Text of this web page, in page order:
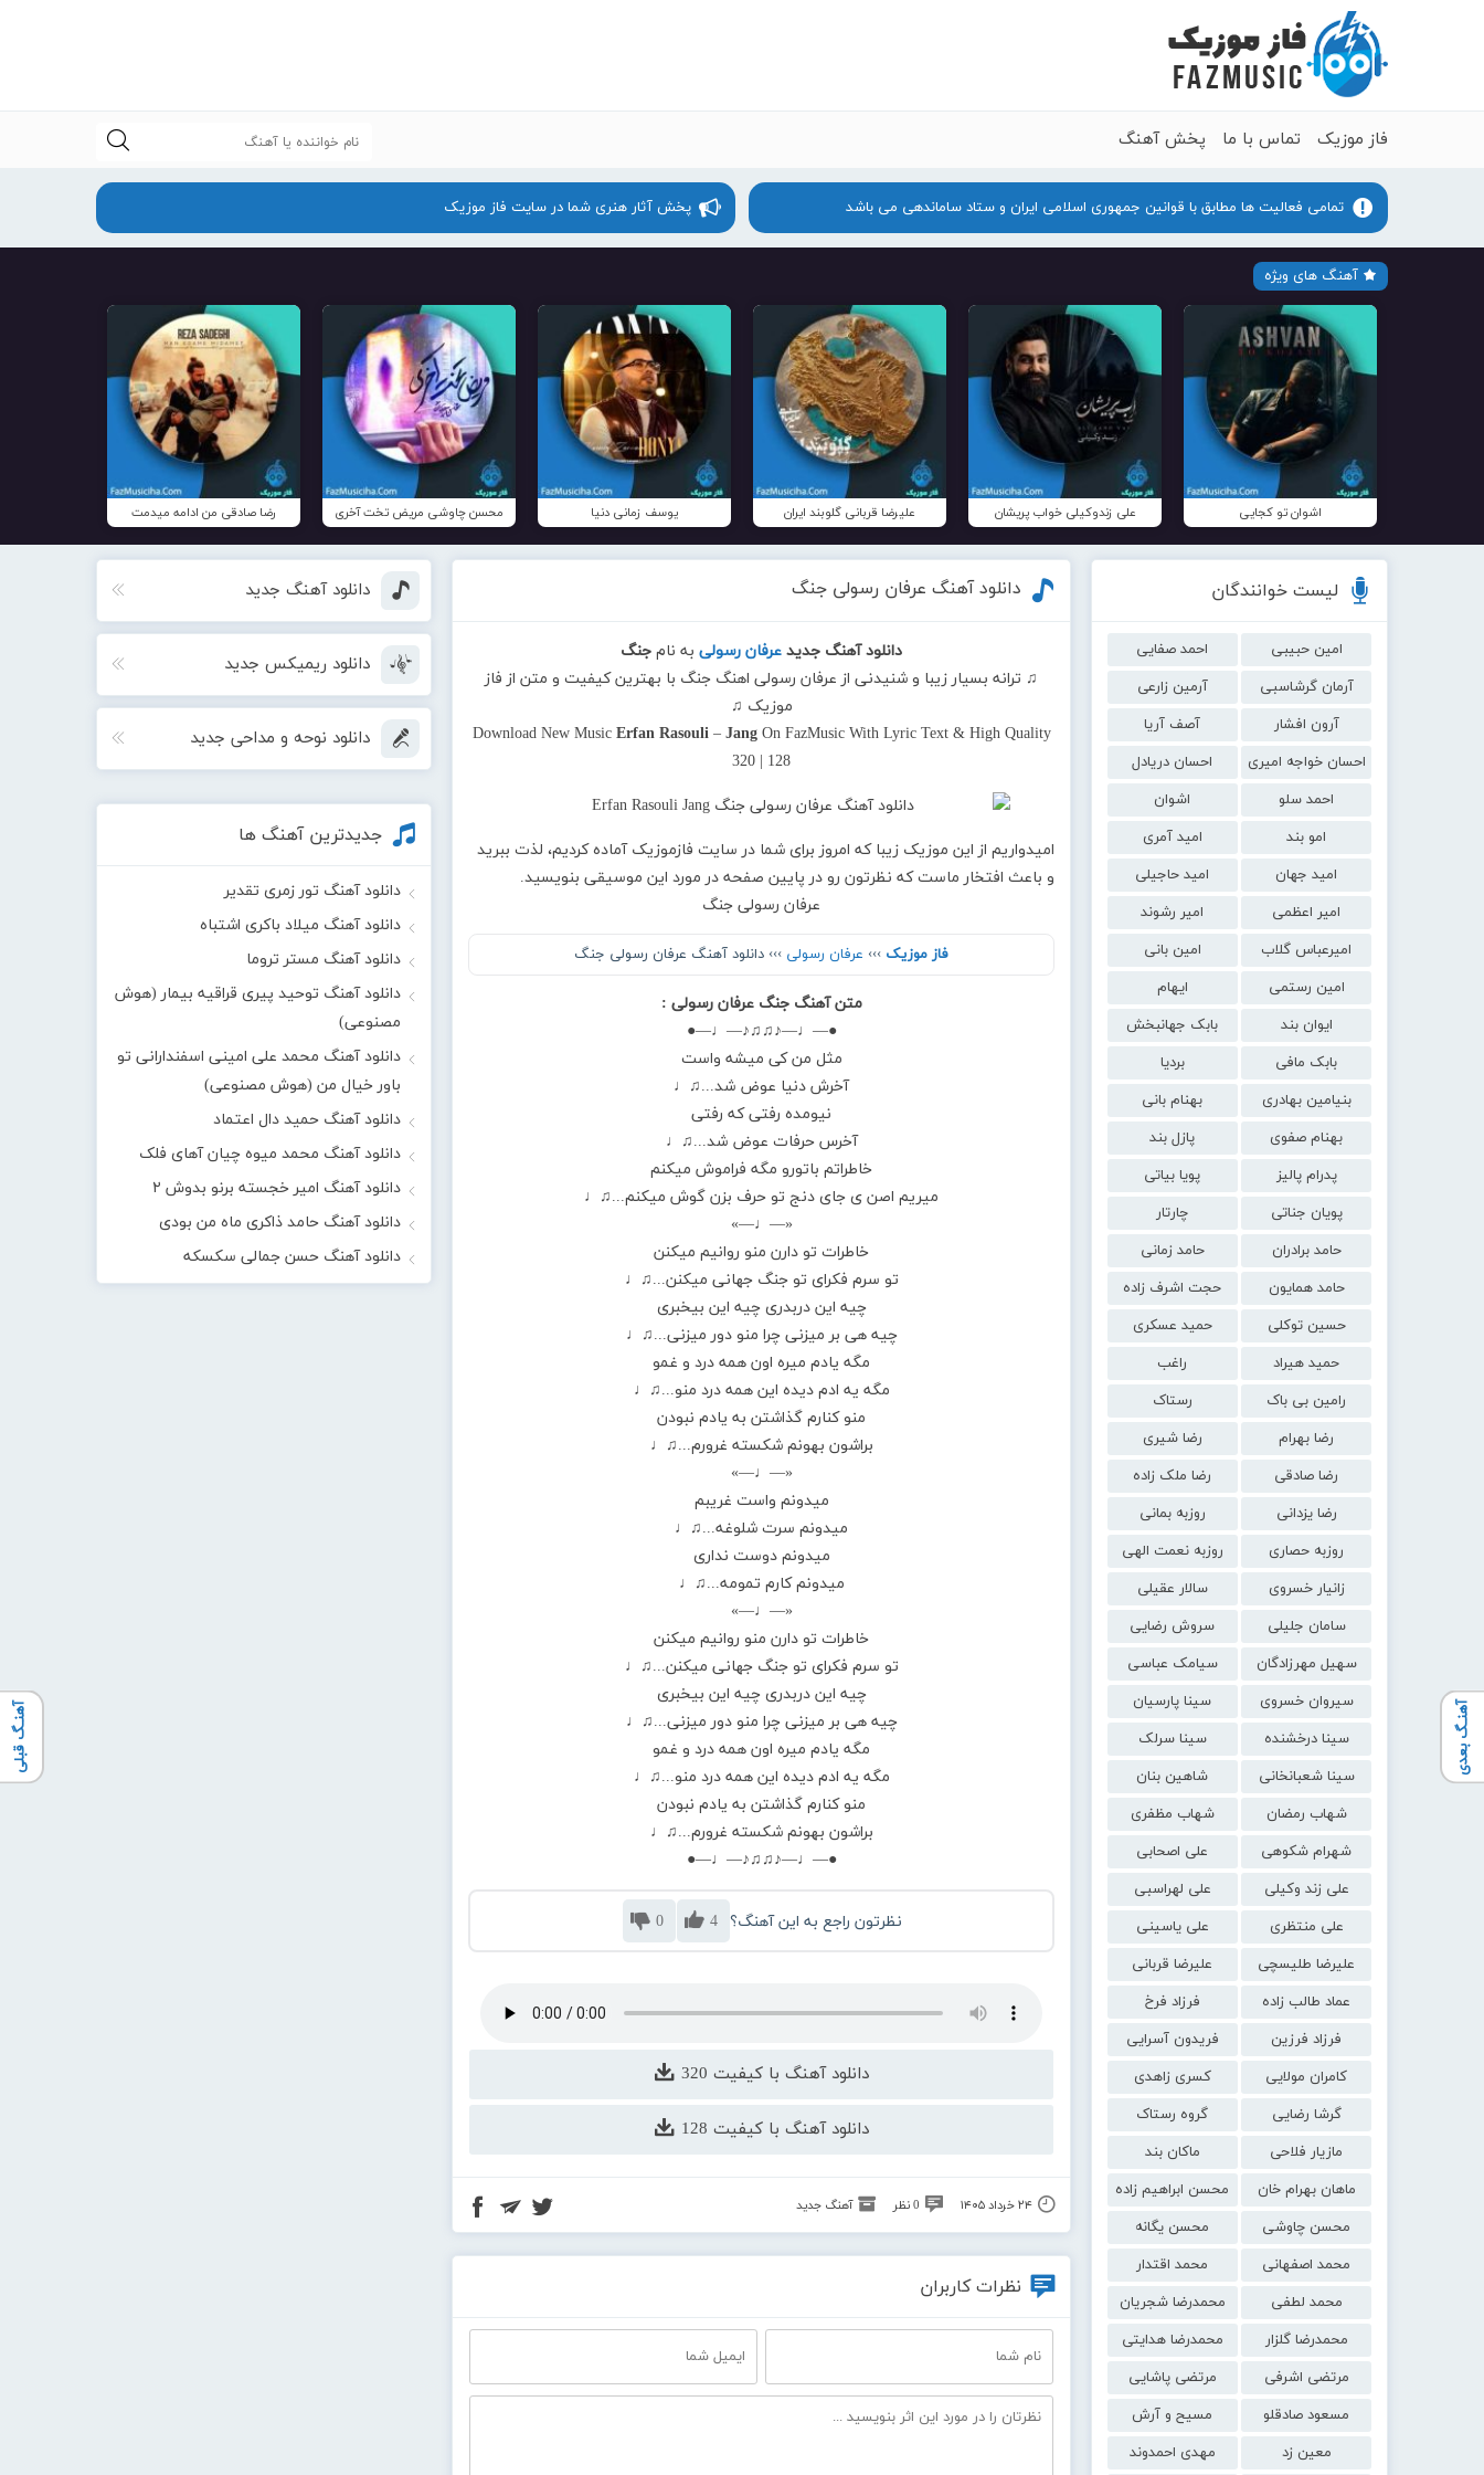
فاز موزیک تماس با ما پخش آهنگ
تمامی فعالیت ها مطابق با قوانین جمهوری اسلامی ایران و ستاد ساماندهی می باشد پخش آثار هنری شما در سایت فاز موزیک
آهنگ های ویژه
اشوان تو کجایی علی زندوکیلی خواب پریشان علیرضا قربانی گلوبند ایران یوسف زمانی دنیا محسن چاوشی مریض تخت آخری رضا صادقی من ادامه میدمت
لیست خوانندگان
امین حبیبی
احمد صفایی
آرمان گرشاسبی
آرمین زارعی
آرون افشار
آصف آریا
احسان خواجه امیری
احسان دریادل
احمد سلو
اشوان
امو بند
امید آمری
امید جهان
امید حاجیلی
امیر اعظمی
امیر رشوند
امیرعباس گلاب
امین بانی
امین رستمی
ایهام
ایوان بند
بابک جهانبخش
بابک مافی
بردیا
بنیامین بهادری
بهنام بانی
بهنام صفوی
پازل بند
پدرام پالیز
پویا بیاتی
پویان جناتی
چارتار
حامد برادران
حامد زمانی
حامد همایون
حجت اشرف زاده
حسین توکلی
حمید عسکری
حمید هیراد
راغب
رامین بی باک
رستاک
رضا بهرام
رضا شیری
رضا صادقی
رضا ملک زاده
رضا یزدانی
روزبه بمانی
روزبه حصاری
روزبه نعمت الهی
زانیار خسروی
سالار عقیلی
سامان جلیلی
سروش رضایی
سهیل مهرزادگان
سیامک عباسی
سیروان خسروی
سینا پارسیان
سینا درخشنده
سینا سرلک
سینا شعبانخانی
شاهین بنان
شهاب رمضان
شهاب مظفری
شهرام شکوهی
علی اصحابی
علی زند وکیلی
علی لهراسبی
علی منتظری
علی یاسینی
علیرضا طلیسچی
علیرضا قربانی
عماد طالب زاده
فرزاد فرخ
فرزاد فرزین
فریدون آسرایی
کامران مولایی
کسری زاهدی
گرشا رضایی
گروه رستاک
مازیار فلاحی
ماکان بند
ماهان بهرام خان
محسن ابراهیم زاده
محسن چاوشی
محسن یگانه
محمد اصفهانی
محمد اقتدار
محمد لطفی
محمدرضا شجریان
محمدرضا گلزار
محمدرضا هدایتی
مرتضی اشرفی
مرتضی پاشایی
مسعود صادقلو
مسیح و آرش
معین زد
مهدی احمدوند
دانلود آهنگ عرفان رسولی جنگ
دانلود آهنگ جدید عرفان رسولیبه نام جنگ
♫ ترانه بسیار زیبا و شنیدنی از عرفان رسولی اهنگ جنگ با بهترین کیفیت و متن از فاز
موزیک ♫
Download New Music Erfan Rasouli– JangOn FazMusic With Lyric Text & High Quality
320 | 128
امیدواریم از این موزیک زیبا که امروز برای شما در سایت فازموزیک آماده کردیم، لذت ببرید
و باعث افتخار ماست که نظرتون رو در پایین صفحه در مورد این موسیقی بنویسید.
عرفان رسولی جنگ
فاز موزیک ››› عرفان رسولی ››› دانلود آهنگ عرفان رسولی جنگ
متن آهنگ جنگ عرفان رسولی :
●—♩—♪♫♫♪—♩—●
مثل من کی میشه واست
آخرش دنیا عوض شد...♫♩
نیومده رفتی که رفتی
آخرس حرفات عوض شد...♫♩
خاطراتم باتورو مگه فراموش میکنم
میریم اصن ی جای دنج تو حرف بزن گوش میکنم...♫♩
«—♩—»
خاطرات تو دارن منو روانیم میکنن
تو سرم فکرای تو جنگ جهانی میکنن...♫♩
چیه این دربدری چیه این بیخبری
چیه هی بر میزنی چرا منو دور میزنی...♫♩
مگه یادم میره اون همه درد و غمو
مگه یه ادم دیده این همه درد منو...♫♩
منو کنارم گذاشتن به یادم نبودن
براشون بهونم شکسته غرورم...♫♩
«—♩—»
میدونم واست غریبم
میدونم سرت شلوغه...♫♩
میدونم دوست نداری
میدونم کارم تمومه...♫♩
«—♩—»
خاطرات تو دارن منو روانیم میکنن
تو سرم فکرای تو جنگ جهانی میکنن...♫♩
چیه این دربدری چیه این بیخبری
چیه هی بر میزنی چرا منو دور میزنی...♫♩
مگه یادم میره اون همه درد و غمو
مگه یه ادم دیده این همه درد منو...♫♩
منو کنارم گذاشتن به یادم نبودن
براشون بهونم شکسته غرورم...♫♩
●—♩—♪♫♫♪—♩—●
نظرتون راجع به این آهنگ؟ 4
0
دانلود آهنگ با کیفیت 320
دانلود آهنگ با کیفیت 128
۲۴ خرداد ۱۴۰۵ 0 نظر آهنگ جدید
آهنـگ بعدی آهنـگ قبلی
نظرات کاربران
دانلود آهنگ جدید
دانلود ریمیکس جدید
دانلود نوحه و مداحی جدید
جدیدترین آهنگ ها
دانلود آهنگ تور زمری تقدیر
دانلود آهنگ میلاد باکری اشتباه
دانلود آهنگ مستر تروما
دانلود آهنگ توحید پیری قراقیه بیمار (هوش
مصنوعی)
دانلود آهنگ محمد علی امینی اسفندارانی تو
باور خیال من (هوش مصنوعی)
دانلود آهنگ حمید دال اعتماد
دانلود آهنگ محمد میوه چیان آهای فلک
دانلود آهنگ امیر خجسته برنو بدوش ۲
دانلود آهنگ حامد ذاکری ماه من بودی
دانلود آهنگ حسن جمالی سکسکه